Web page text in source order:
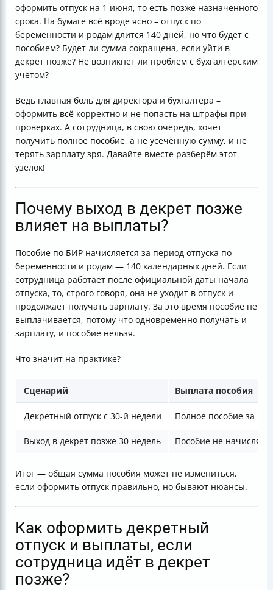
оформить отпуск на 1 июня, то есть позже назначенного
срока. На бумаге всё вроде ясно – отпуск по
беременности и родам длится 140 дней, но что будет с
пособием? Будет ли сумма сокращена, если уйти в
декрет позже? Не возникнет ли проблем с бухгалтерским
учетом?
Ведь главная боль для директора и бухгалтера –
оформить всё корректно и не попасть на штрафы при
проверках. А сотрудница, в свою очередь, хочет
получить полное пособие, а не усечённую сумму, и не
терять зарплату зря. Давайте вместе разберём этот
узелок!
Почему выход в декрет позже
влияет на выплаты?
Пособие по БИР начисляется за период отпуска по
беременности и родам — 140 календарных дней. Если
сотрудница работает после официальной даты начала
отпуска, то, строго говоря, она не уходит в отпуск и
продолжает получать зарплату. За это время пособие не
выплачивается, потому что одновременно получать и
зарплату, и пособие нельзя.
Что значит на практике?
Сценарий Выплата пособия
Декретный отпуск с 30-й недели Полное пособие за
Выход в декрет позже 30 недель Пособие не
Итог — общая сумма пособия может не измениться,
если оформить отпуск правильно, но бывают нюансы.
Как оформить декретный
отпуск и выплаты, если
сотрудница идёт в декрет
позже?